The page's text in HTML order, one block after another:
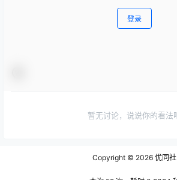
登录
暂无讨论，说说你的看法
Copyright © 2026 优同社